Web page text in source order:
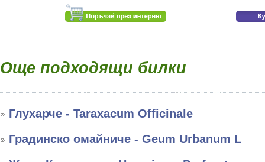
Още подходящи билки
Глухарче - Taraxacum Officinale
Градинско омайниче - Geum Urbanum L